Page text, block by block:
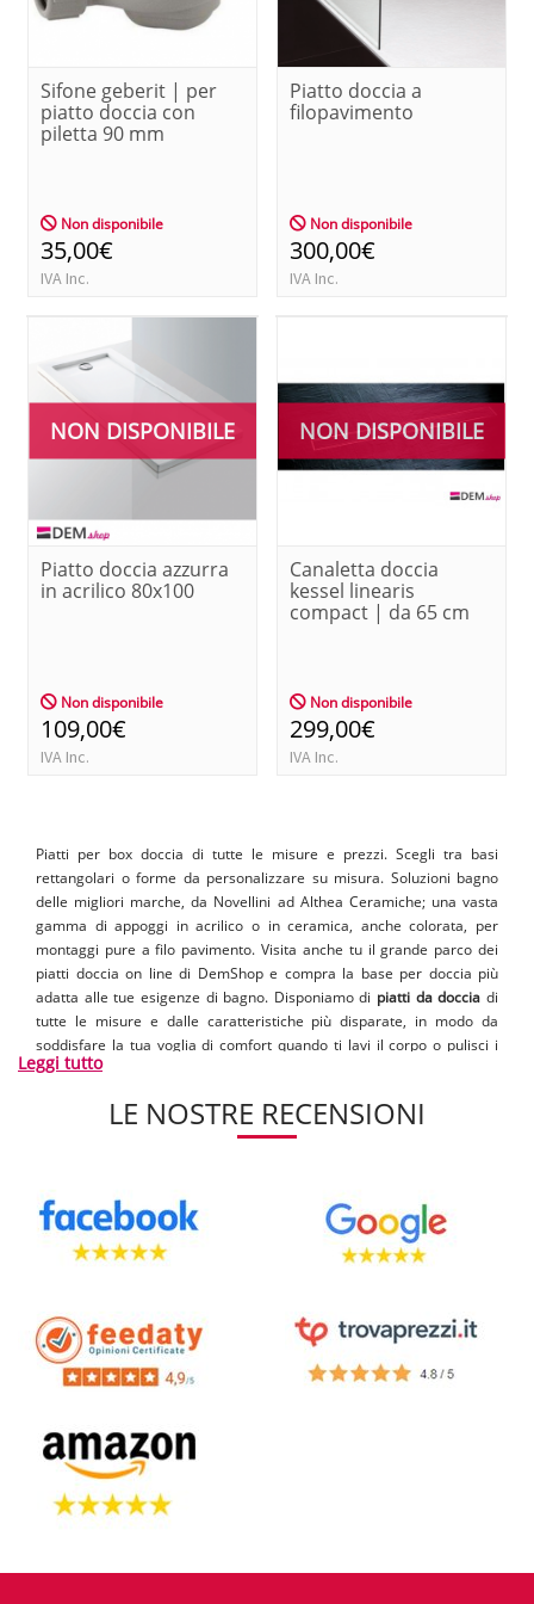
Sifone geberit | per
piatto doccia con
piletta 90 mm
Non disponibile
35,00€
IVA Inc.
Piatto doccia a
filopavimento
Non disponibile
300,00€
IVA Inc.
NON DISPONIBILE
Piatto doccia azzurra
in acrilico 80x100
Non disponibile
109,00€
IVA Inc.
NON DISPONIBILE
Canaletta doccia
kessel linearis
compact | da 65 cm
Non disponibile
299,00€
IVA Inc.
Piatti per box doccia di tutte le misure e prezzi. Scegli tra basi
rettangolari o forme da personalizzare su misura. Soluzioni bagno
delle migliori marche, da Novellini ad Althea Ceramiche; una vasta
gamma di appoggi in acrilico o in ceramica, anche colorata, per
montaggi pure a filo pavimento. Visita anche tu il grande parco dei
piatti doccia on line di DemShop e compra la base per doccia più
adatta alle tue esigenze di bagno. Disponiamo di piatti da doccia di
tutte le misure e dalle caratteristiche più disparate, in modo da
soddisfare la tua voglia di comfort quando ti lavi il corpo o pulisci i
capelli.
Negli anni il nostro sito si è specializzato a tal punto nella vendita di
bagno di nuova realizzazione. Il costo di questi prodotti non è più un
problema quando lo cerchi su Dem, perchè garantiamo
economicianche sulle serie più prestigiose e su piatti doccia con
Ottenere delle misure fuori standard può essere un bel vantaggio
quando si intende completare un bagno di dimensioni irregolari,
caratterizzato da un lato perimetrale più lungo e asimmetrico.
notevole, soprattutto in caso di mini toilette o maxi bagni da 1000 e
una notte. Richiedere
inferiore ai 60 centimetri non costituirà un problema e sagomarlo
della dimensione richiesta non avrà un prezzo maggiorato.
pronte le nostre offerte, a cui difficilmente potrai resistere. La
Leggi tutto
LE NOSTRE RECENSIONI